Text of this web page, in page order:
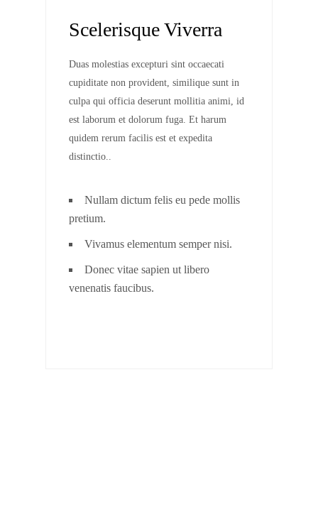
Scelerisque Viverra
Duas molestias excepturi sint occaecati
cupiditate non provident, similique sunt in
culpa qui officia deserunt mollitia animi, id
est laborum et dolorum fuga. Et harum
quidem rerum facilis est et expedita
distinctio..
Nullam dictum felis eu pede mollis
pretium.
Vivamus elementum semper nisi.
Donec vitae sapien ut libero
venenatis faucibus.